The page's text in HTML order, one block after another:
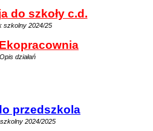
do szkoły c.d.
szkolny 2024/25
Opis działań
przedszkola
2024/2025